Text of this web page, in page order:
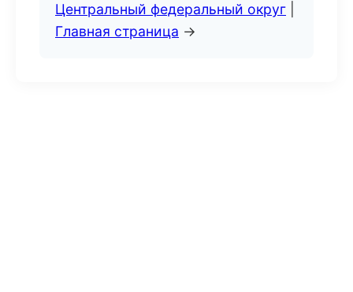
Центральный федеральный округ
Главная страница →